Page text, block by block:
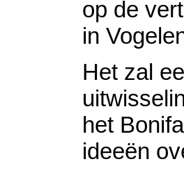
op de
in
Het zal
het
ideeën